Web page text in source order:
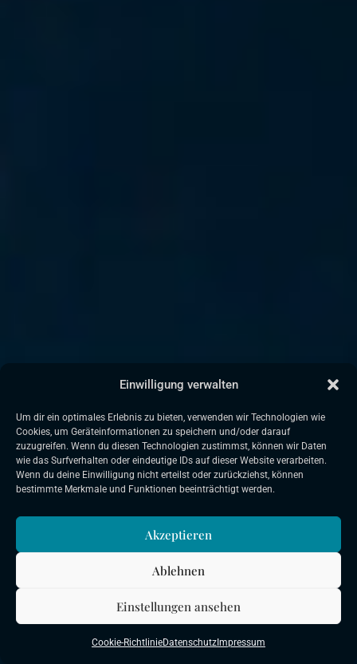
Einwilligung verwalten
Um dir ein optimales Erlebnis zu bieten, verwenden wir Technologien wie
Cookies, um Geräteinformationen zu speichern und/oder darauf
zuzugreifen. Wenn du diesen Technologien zustimmst, können wir Daten
wie das Surfverhalten oder eindeutige IDs auf dieser Website verarbeiten.
Wenn du deine Einwilligung nicht erteilst oder zurückziehst, können
bestimmte Merkmale und Funktionen beeinträchtigt werden.
Akzeptieren
Ablehnen
Einstellungen ansehen
Cookie-RichtlinieDatenschutz Impressum